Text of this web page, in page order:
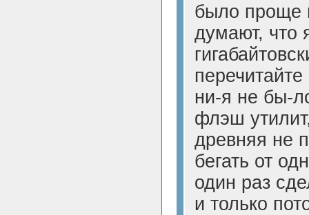
было проще
думают, что
ни-я не бы-
флэш
древняя не
бегать от
один раз
и только